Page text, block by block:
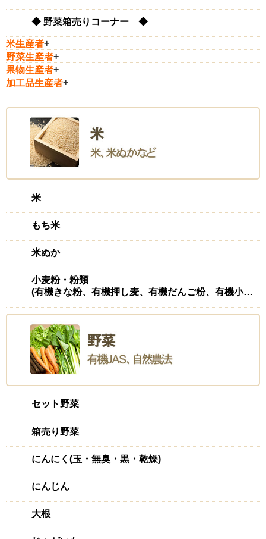
◆ 野菜箱売りコーナー ◆
米生産者+
野菜生産者+
果物生産者+
加工品生産者+
米
もち米
米ぬか
小麦粉・粉類
(有機きな粉、有機押し麦、有機だんご粉、有機小麦粉(強力)、有機ふすま、有機もち麦
セット野菜
箱売り野菜
にんにく(玉・無臭・黒・乾燥)
にんじん
大根